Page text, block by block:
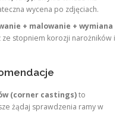
wycena po zdjęciach.
+ malowanie + wymiana
ze stopniem korozji narożników i
(corner castings)to
żądaj sprawdzenia ramy w